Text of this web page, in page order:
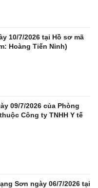
10/7/2026 tại Hồ sơ mã
Hoàng Tiến Ninh)
09/7/2026 của Phòng
Công ty TNHH Y tế
Sơn ngày 06/7/2026 tại